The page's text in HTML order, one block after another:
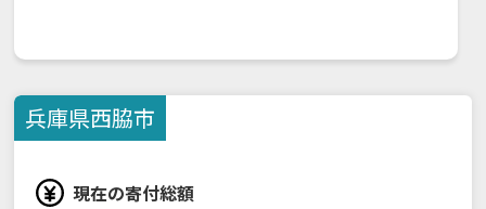
兵庫県西脇市
現在の寄付総額